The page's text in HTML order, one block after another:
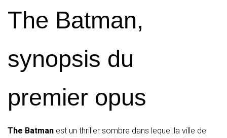
The Batman,
synopsis du
premier opus
The Batman est un thriller sombre dans lequel la ville de